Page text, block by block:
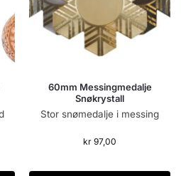
60mm Messingmedalje
Snøkrystall
Stor snømedalje i messing
kr 97,00